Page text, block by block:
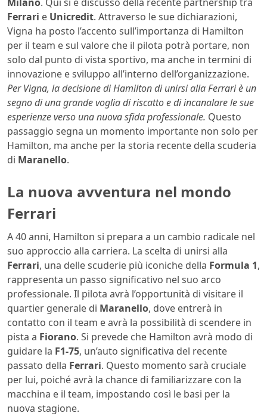
Ferrari e Unicredit. Attraverso le sue dichiarazioni,
Vigna ha posto l’accento sull’importanza di Hamilton
per il team e sul valore che il pilota potrà portare, non
solo dal punto di vista sportivo, ma anche in termini di
innovazione e sviluppo all’interno dell’organizzazione.
Per Vigna, la decisione di Hamilton di unirsi alla Ferrari è un
segno di una grande voglia di riscatto e di incanalare le sue
esperienze verso una nuova sfida professionale. Questo
passaggio segna un momento importante non solo per
Hamilton, ma anche per la storia recente della scuderia
di Maranello.
La nuova avventura nel mondo
Ferrari
A 40 anni, Hamilton si prepara a un cambio radicale nel
suo approccio alla carriera. La scelta di unirsi alla
Ferrari, una delle scuderie più iconiche della Formula 1,
rappresenta un passo significativo nel suo arco
professionale. Il pilota avrà l’opportunità di visitare il
quartier generale di Maranello, dove entrerà in
contatto con il team e avrà la possibilità di scendere in
pista a Fiorano. Si prevede che Hamilton avrà modo di
guidare la F1-75, un’auto significativa del recente
passato della Ferrari. Questo momento sarà cruciale
per lui, poiché avrà la chance di familiarizzare con la
macchina e il team, impostando così le basi per la
nuova stagione.